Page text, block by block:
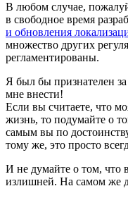
В любом случае,
в свободное время
и обновления
множество других
регламентированы.
Я был бы признателен
мне внести!
Если вы считаете, что
жизнь, то подумайте о
самым вы по
тому же, это просто
И не думайте о том, что
излишней. На самом же